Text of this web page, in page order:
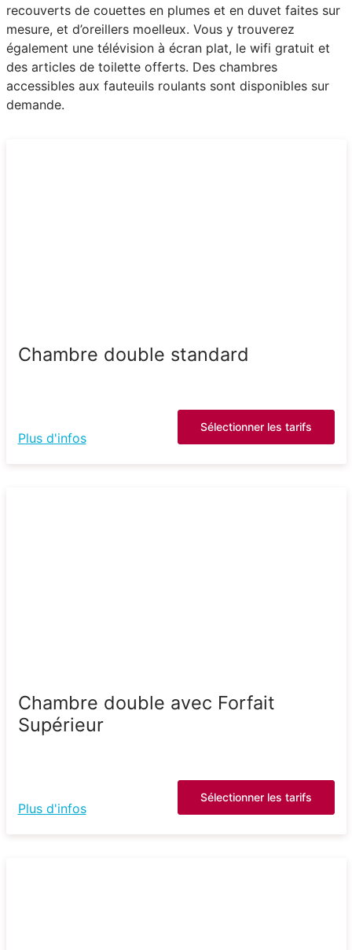
recouverts de couettes en plumes et en duvet faites sur
mesure, et d’oreillers moelleux. Vous y trouverez
également une télévision à écran plat, le wifi gratuit et
des articles de toilette offerts. Des chambres
accessibles aux fauteuils roulants sont disponibles sur
demande.
Chambre double standard
Plus d'infos
Sélectionner les tarifs
Chambre double avec Forfait
Supérieur
Plus d'infos
Sélectionner les tarifs